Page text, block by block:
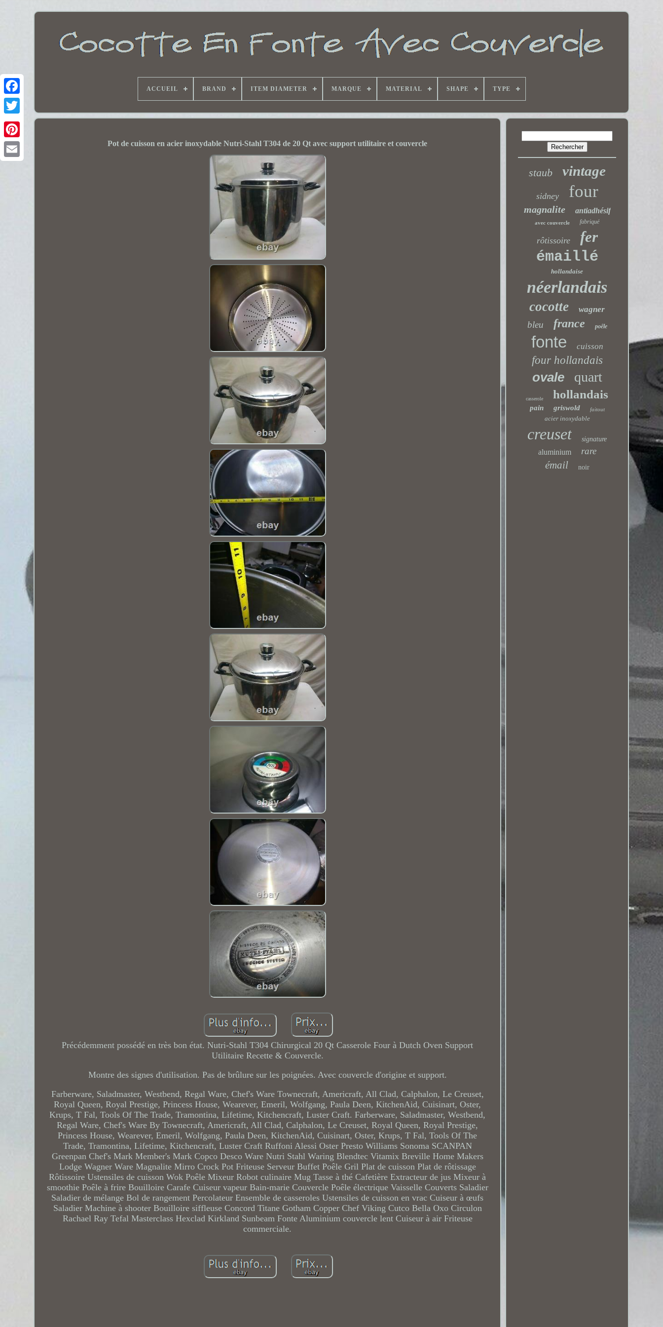
ACCUEIL BRAND ITEM DIAMETER MARQUE MATERIAL SHAPE TYPE
Pot de cuisson en acier inoxydable Nutri-Stahl T304 de 20 Qt avec support utilitaire et couvercle
Précédemment possédé en très bon état. Nutri-Stahl T304 Chirurgical 20 Qt Casserole Four à Dutch Oven Support
Utilitaire Recette & Couvercle.
Montre des signes d'utilisation. Pas de brûlure sur les poignées. Avec couvercle d'origine et support.
Farberware, Saladmaster, Westbend, Regal Ware, Chef's Ware Townecraft, Americraft, All Clad, Calphalon, Le Creuset,
Royal Queen, Royal Prestige, Princess House, Wearever, Emeril, Wolfgang, Paula Deen, KitchenAid, Cuisinart, Oster,
Krups, T Fal, Tools Of The Trade, Tramontina, Lifetime, Kitchencraft, Luster Craft. Farberware, Saladmaster, Westbend,
Regal Ware, Chef's Ware By Townecraft, Americraft, All Clad, Calphalon, Le Creuset, Royal Queen, Royal Prestige,
Princess House, Wearever, Emeril, Wolfgang, Paula Deen, KitchenAid, Cuisinart, Oster, Krups, T Fal, Tools Of The
Trade, Tramontina, Lifetime, Kitchencraft, Luster Craft Ruffoni Alessi Oster Presto Williams Sonoma SCANPAN
Greenpan Chef's Mark Member's Mark Copco Desco Ware Nutri Stahl Waring Blendtec Vitamix Breville Home Makers
Lodge Wagner Ware Magnalite Mirro Crock Pot Friteuse Serveur Buffet Poêle Gril Plat de cuisson Plat de rôtissage
Rôtissoire Ustensiles de cuisson Wok Poêle Mixeur Robot culinaire Mug Tasse à thé Cafetière Extracteur de jus Mixeur à
smoothie Poêle à frire Bouilloire Carafe Cuiseur vapeur Bain-marie Couvercle Poêle électrique Vaisselle Couverts Saladier
Saladier de mélange Bol de rangement Percolateur Ensemble de casseroles Ustensiles de cuisson en vrac Cuiseur à œufs
Saladier Machine à shooter Bouilloire siffleuse Concord Titane Gotham Copper Chef Viking Cutco Bella Oxo Circulon
Rachael Ray Tefal Masterclass Hexclad Kirkland Sunbeam Fonte Aluminium couvercle lent Cuiseur à air Friteuse
commerciale.
staub vintage
sidney four
magnalite antiadhésif
avec couvercle fabriqué
rôtissoire fer
émaillé
hollandaise
néerlandais
cocotte wagner
bleu france poêle
fonte cuisson
four hollandais
ovale quart
casserole hollandais
pain griswold faitout
acier inoxydable
creuset signature
aluminium rare
émail noir